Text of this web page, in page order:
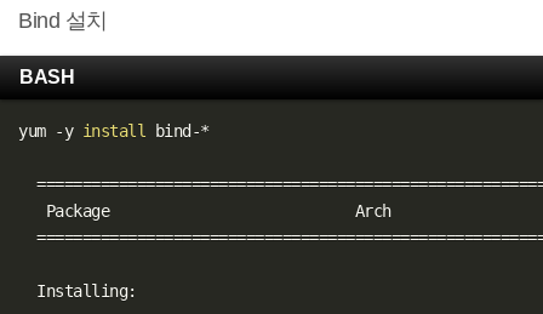
Bind 설치
BASH
yum -y install bind-*
======================================================
Package                           Arch
======================================================
  Installing: